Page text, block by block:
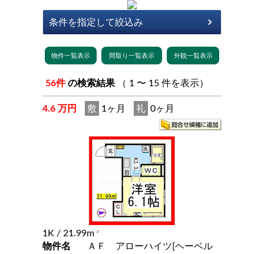
56件 の検索結果 （ 1 〜 15 件を表示）
4.6 万円 敷 1ヶ月 礼 0ヶ月
1K / 21.99m 2
物件名
ＡＦ アローハイツ[ヘーベル